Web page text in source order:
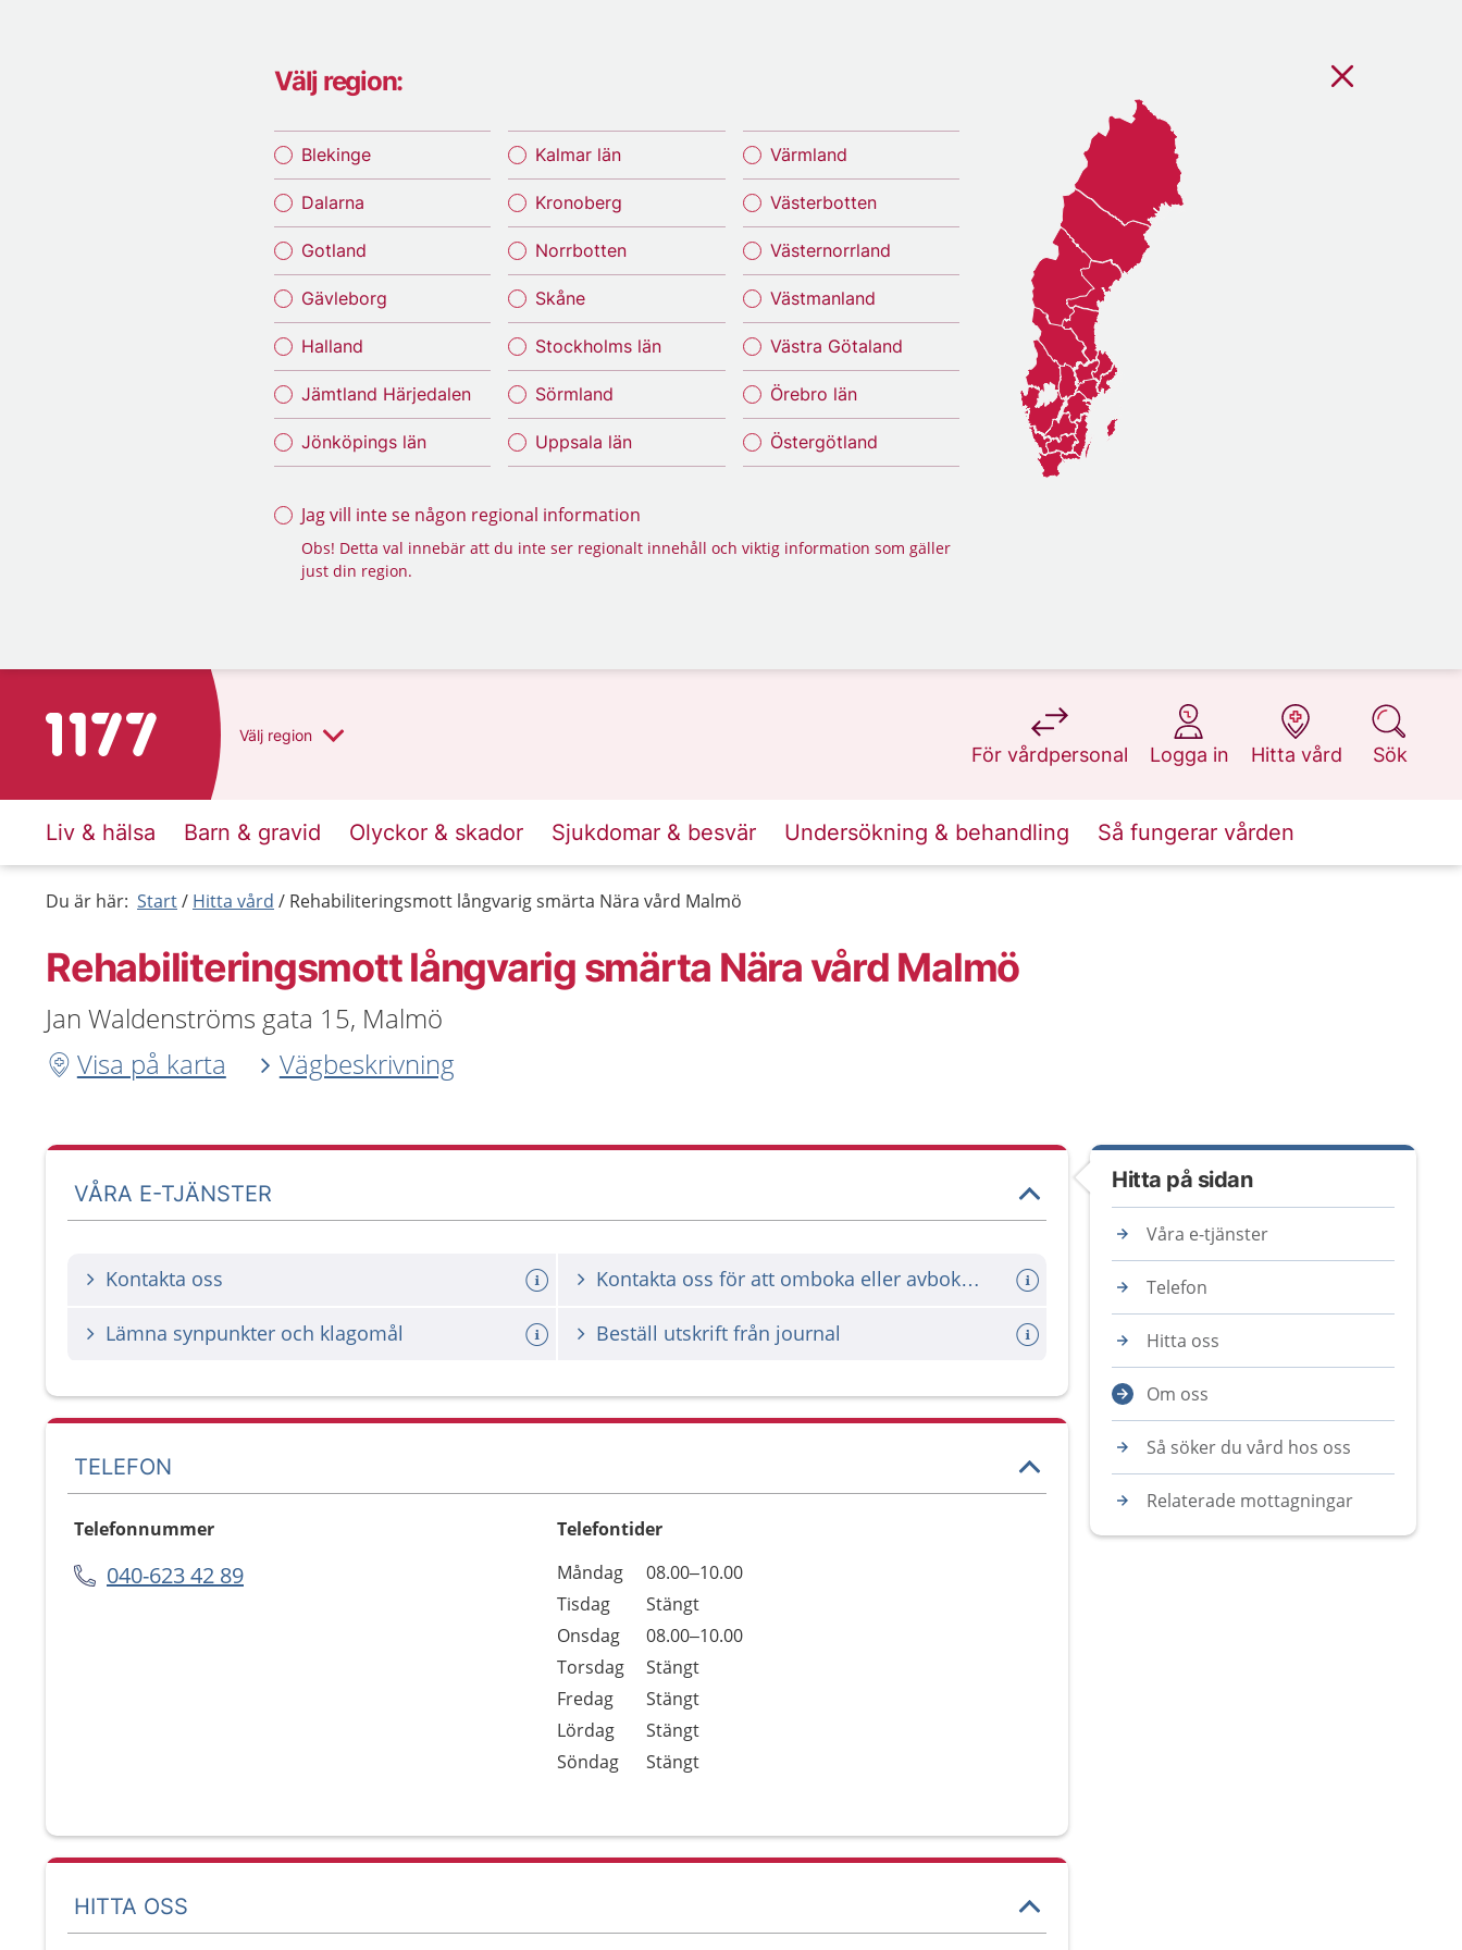
Välj region:
Blekinge
Dalarna
Gotland
Gävleborg
Halland
Jämtland Härjedalen
Jönköpings län
Kalmar län
Kronoberg
Norrbotten
Skåne
Stockholms län
Sörmland
Uppsala län
Värmland
Västerbotten
Västernorrland
Västmanland
Västra Götaland
Örebro län
Östergötland
Jag vill inte se någon regional information
Obs! Detta val innebär att du inte ser regionalt innehåll och viktig information som gäller
just din region.
Till startsidan för 1177 Välj region
För vårdpersonal
på 1177.se
Logga in
på 1177.se
Hitta vård
på 1177.se
Sök
på 1177.se
Liv & hälsa Barn & gravid Olyckor & skador Sjukdomar & besvär Undersökning & behandling Så fungerar vården
Du är här: Start Hitta vård Rehabiliteringsmott långvarig smärta Nära vård Malmö
Rehabiliteringsmott långvarig smärta Nära vård Malmö
Jan Waldenströms gata 15, Malmö
Visa på karta
Vägbeskrivning
VÅRA E-TJÄNSTER
Kontakta oss Kontakta oss för att omboka eller avboka tid
Lämna synpunkter och klagomål Beställ utskrift från journal
TELEFON
Telefonnummer
040-623 42 89
Telefontider
Dag
Öppettider
Kommentarer
Måndag
08.00–10.00
Tisdag
Stängt
Onsdag
08.00–10.00
Torsdag
Stängt
Fredag
Stängt
Lördag
Stängt
Söndag
Stängt
HITTA OSS
Hitta på sidan
Våra e-tjänster
Telefon
Hitta oss
Om oss
Så söker du vård hos oss
Relaterade mottagningar